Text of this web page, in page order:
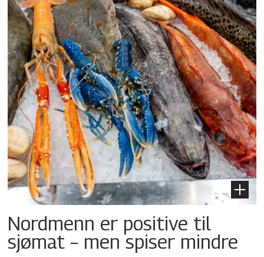
Nordmenn er positive til
sjømat – men spiser mindre